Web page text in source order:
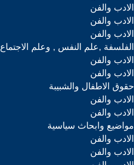
الادب والفن
الادب والفن
الادب والفن
الفلسفة ,علم النفس , وعلم الاجتماع
الادب والفن
الادب والفن
حقوق الاطفال والشبيبة
الادب والفن
الادب والفن
مواضيع وابحاث سياسية
الادب والفن
الادب والفن